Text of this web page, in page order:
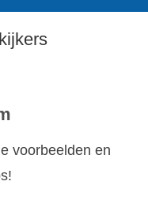
voorbeelden en